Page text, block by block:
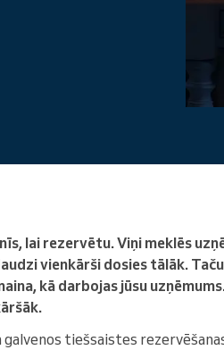
lai rezervētu. Viņi meklēs
vienkārši dosies tālāk.
kā darbojas jūsu
galvenos tiešsaistes